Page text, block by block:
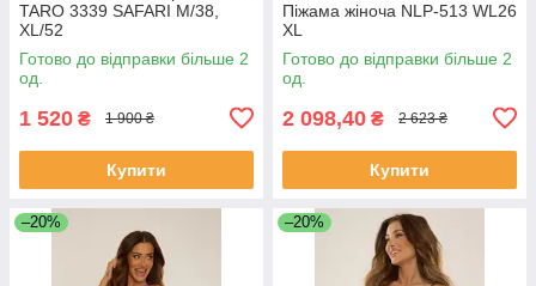
TARO 3339 SAFARI М/38,
XL/52
Готово до відправки більше 2
од.
1 520 ₴ 1 900 ₴
Купити
Піжама жіноча NLP-513 WL26
XL
Готово до відправки більше 2
од.
2 098,40 ₴ 2 623 ₴
Купити
–20% –20%